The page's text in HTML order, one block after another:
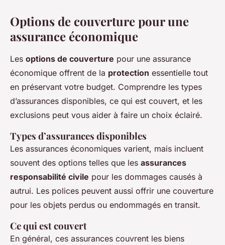
Options de couverture pour une
assurance économique
Les options de couverture pour une assurance
économique offrent de la protection essentielle tout
en préservant votre budget. Comprendre les types
d’assurances disponibles, ce qui est couvert, et les
exclusions peut vous aider à faire un choix éclairé.
Types d’assurances disponibles
Les assurances économiques varient, mais incluent
souvent des options telles que les assurances
responsabilité civile pour les dommages causés à
autrui. Les polices peuvent aussi offrir une couverture
pour les objets perdus ou endommagés en transit.
Ce qui est couvert
En général, ces assurances couvrent les biens